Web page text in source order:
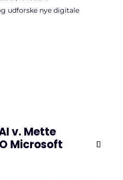
udforske nye digitale
v. Mette
Microsoft